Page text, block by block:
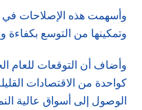
وأسهمت هذه الإصلاحات
وتمكينها من التوسع بكفاءة
وأضاف أن التوقعات للعام
كواحدة من الاقتصادات
الوصول إلى أسواق عالية